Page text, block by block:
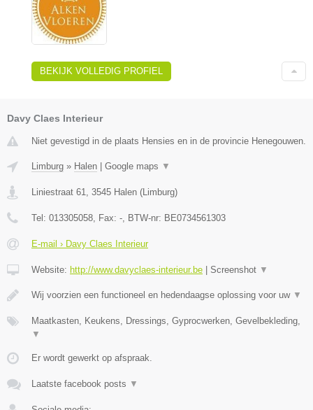
BEKIJK VOLLEDIG PROFIEL
Davy Claes Interieur
Niet gevestigd in de plaats Hensies en in de provincie Henegouwen.
Limburg » Halen Google maps ▼
Liniestraat 61, 3545 Halen (Limburg)
Tel: 013305058, Fax: -, BTW-nr: BE0734561303
E-mail › Davy Claes Interieur
Website: http://www.davyclaes-interieur.be Screenshot ▼
Wij voorzien een functioneel en hedendaagse oplossing voor uw ▼
Maatkasten, Keukens, Dressings, Gyprocwerken, Gevelbekleding,
▼
Er wordt gewerkt op afspraak.
Laatste facebook posts ▼